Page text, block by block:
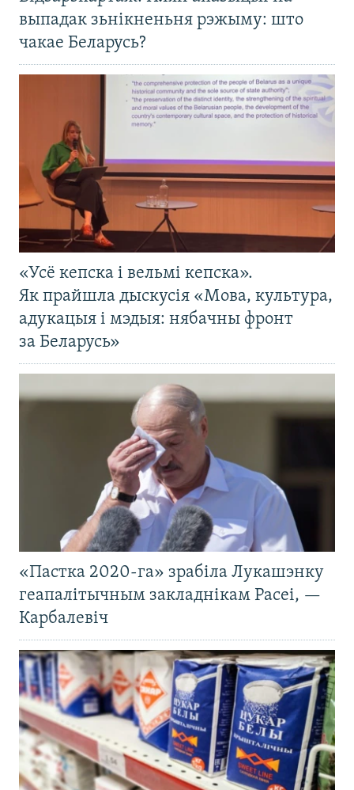
выпадак зьнікненьня рэжыму: што
чакае Беларусь?
«Усё кепска і вельмі кепска».
Як прайшла дыскусія «Мова, культура,
адукацыя і мэдыя: нябачны фронт
за Беларусь»
«Пастка 2020-га» зрабіла Лукашэнку
геапалітычным закладнікам Расеі, —
Карбалевіч